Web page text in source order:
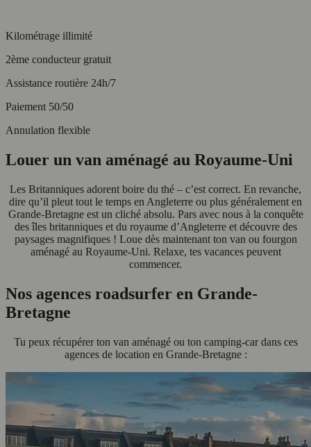
Kilométrage illimité
2ème conducteur gratuit
Assistance routière 24h/7
Paiement 50/50
Annulation flexible
Louer un van aménagé au Royaume-Uni
Les Britanniques adorent boire du thé – c’est correct. En revanche,
dire qu’il pleut tout le temps en Angleterre ou plus généralement en
Grande-Bretagne est un cliché absolu. Pars avec nous à la conquête
des îles britanniques et du royaume d’Angleterre et découvre des
paysages magnifiques ! Loue dès maintenant ton van ou fourgon
aménagé au Royaume-Uni. Relaxe, tes vacances peuvent
commencer.
Nos agences roadsurfer en Grande-
Bretagne
Tu peux récupérer ton van aménagé ou ton camping-car dans ces
agences de location en Grande-Bretagne :